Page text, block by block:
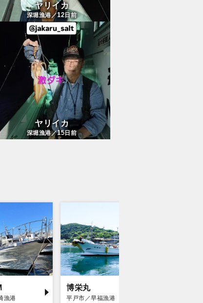
ヤリイカ
深堀漁港／12日前
ヤリイカ
深堀漁港／15日前
漁港
博栄丸
平戸市／早福漁港